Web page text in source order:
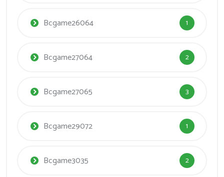
Bcgame26064 1
Bcgame27064 2
Bcgame27065 3
Bcgame29072 1
Bcgame3035 2